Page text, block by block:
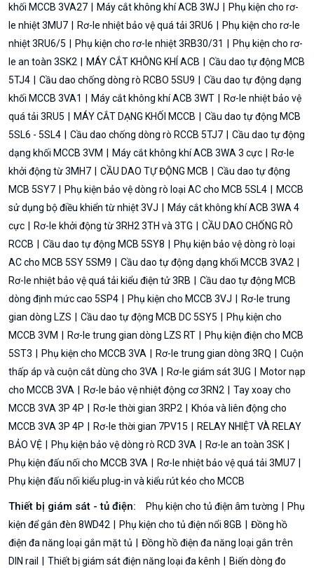
khối MCCB 3VA27
Máy cắt không khí ACB 3WJ
Phụ kiện cho rơ-
le nhiệt 3MU7
Rơ-le nhiệt bảo vệ quá tải 3RU6
Phụ kiện cho rơ-le
nhiệt 3RU6/5
Phụ kiện cho rơ-le nhiệt 3RB30/31
Phụ kiện cho rơ-
le an toàn 3SK2
MÁY CẮT KHÔNG KHÍ ACB
Cầu dao tự động MCB
5TJ4
Cầu dao chống dòng rò RCBO 5SU9
Cầu dao tự động dạng
khối MCCB 3VA1
Máy cắt không khí ACB 3WT
Rơ-le nhiệt bảo vệ
quá tải 3RU5
MÁY CẮT DẠNG KHỐI MCCB
Cầu dao tự động MCB
5SL6 - 5SL4
Cầu dao chống dòng rò RCCB 5TJ7
Cầu dao tự động
dạng khối MCCB 3VM
Máy cắt không khí ACB 3WA 3 cực
Rơ-le
khởi động từ 3MH7
CẦU DAO TỰ ĐỘNG MCB
Cầu dao tự động
MCB 5SY7
Phụ kiện bảo vệ dòng rò loại AC cho MCB 5SL4
MCCB
sử dụng bộ điều khiển từ nhiệt 3VJ
Máy cắt không khí ACB 3WA 4
cực
Rơ-le khởi động từ 3RH2 3TH và 3TG
CẦU DAO CHỐNG RÒ
RCCB
Cầu dao tự động MCB 5SY8
Phụ kiện bảo vệ dòng rò loại
AC cho MCB 5SY 5SM9
Cầu dao tự động dạng khối MCCB 3VA2
Rơ-le nhiệt bảo vệ quá tải kiểu điện tử 3RB
Cầu dao tự động MCB
dòng định mức cao 5SP4
Phụ kiện cho MCCB 3VJ
Rơ-le trung
gian dòng LZS
Cầu dao tự động MCB DC 5SY5
Phụ kiện cho
MCCB 3VM
Rơ-le trung gian dòng LZS RT
Phụ kiện điện cho MCB
5ST3
Phụ kiện cho MCCB 3VA Rơ-le trung gian dòng 3RQ
Cuộn
thấp áp và cuộn cắt dùng cho 3VA
Rơ-le giám sát 3UG
Motor nạp
cho MCCB 3VA
Rơ-le bảo vệ nhiệt động cơ 3RN2
Tay xoay cho
MCCB 3VA 3P 4P
Rơ-le thời gian 3RP2
Khóa và liên động cho
MCCB 3VA 3P 4P
Rơ-le thời gian 7PV15
RELAY NHIỆT VÀ RELAY
BẢO VỆ
Phụ kiện bảo vệ dòng rò RCD 3VA
Rơ-le an toàn 3SK
Phụ kiện đấu nối cho MCCB 3VA
Rơ-le nhiệt bảo vệ quá tải 3MU7
Phụ kiện đấu nối kiểu plug-in và kiểu rút kéo cho MCCB
Thiết bị giám sát - tủ điện: Phụ kiện cho tủ điện âm tường
Phụ
kiện để gắn đèn 8WD42
Phụ kiện cho tủ điện nổi 8GB
Đồng hồ
điện đa năng loại gắn mặt tủ
Đồng hồ điện đa năng loại gắn trên
DIN rail
Thiết bị giám sát điện năng loại đa kênh Biến dòng đo